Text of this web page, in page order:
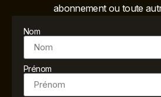
abonnement ou toute
Nom
Prénom